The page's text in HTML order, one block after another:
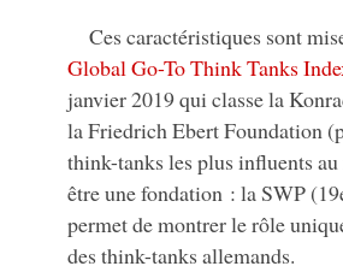
Ces caractéristiques sont
Global Go-To Think Tanks
janvier 2019 qui classe la
la Friedrich Ebert Foundation
think-tanks les plus influents
être une fondation : la SWP
permet de montrer le rôle
des think-tanks allemands.